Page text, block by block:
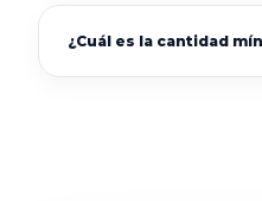
¿Cuál es la cantidad